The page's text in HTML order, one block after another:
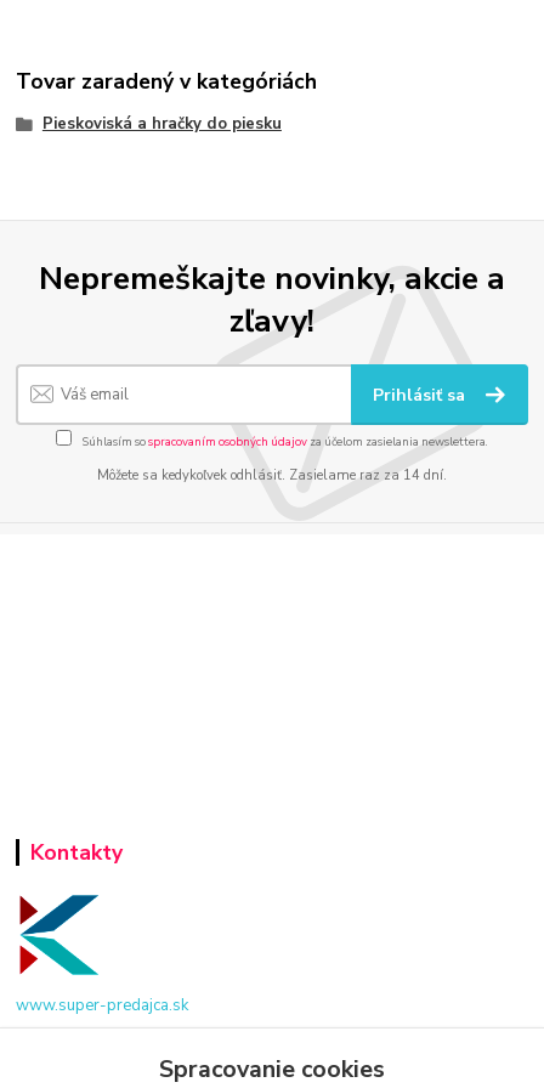
Tovar zaradený v kategóriách
Pieskoviská a hračky do piesku
Nepremeškajte novinky, akcie a
zľavy!
Prihlásiť sa
Súhlasím sospracovaním osobných údajov za účelom zasielania newslettera.
Môžete sa kedykoľvek odhlásiť. Zasielame raz za 14 dní.
Kontakty
www.super-predajca.sk
Spracovanie cookies